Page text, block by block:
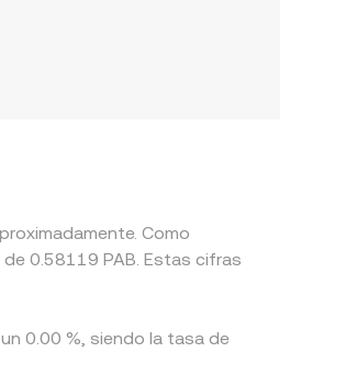
Como
0.58119 PAB. Estas cifras
0.00 %, siendo la tasa de